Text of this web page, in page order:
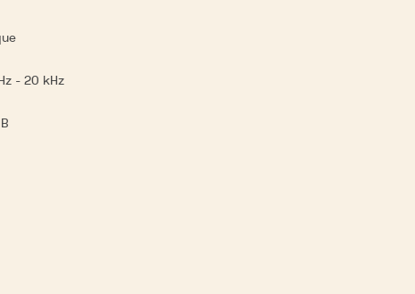
- 20 kHz